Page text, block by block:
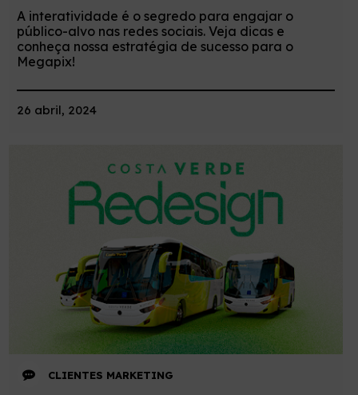
A interatividade é o segredo para engajar o
público-alvo nas redes sociais. Veja dicas e
conheça nossa estratégia de sucesso para o
Megapix!
26 abril, 2024
CLIENTES MARKETING